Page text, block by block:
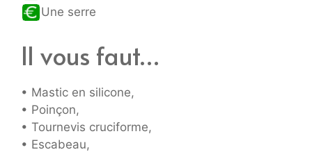
Une serre
Il vous faut…
• Mastic en silicone,
• Poinçon,
• Tournevis cruciforme,
• Escabeau,